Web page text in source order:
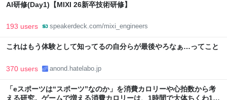
AI研修(Day1)【MIXI 26新卒技術研修】
193 users speakerdeck.com/mixi_engineers
これはもう体験として知ってるの自分らが最後やろなぁ…ってこと
370 users anond.hatelabo.jp
「eスポーツは“スポーツ”なのか」を消費カロリーや心拍数から考
える研究。ゲームで増える消費カロリーは、1時間で大体ちくわ1本